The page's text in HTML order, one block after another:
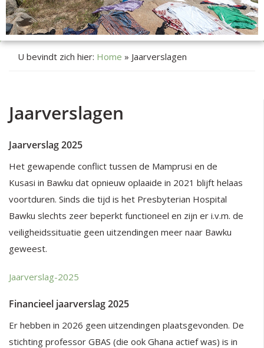
U bevindt zich hier: Home » Jaarverslagen
Jaarverslagen
Jaarverslag 2025
Het gewapende conflict tussen de Mamprusi en de
Kusasi in Bawku dat opnieuw oplaaide in 2021 blijft helaas
voortduren. Sinds die tijd is het Presbyterian Hospital
Bawku slechts zeer beperkt functioneel en zijn er i.v.m. de
veiligheidssituatie geen uitzendingen meer naar Bawku
geweest.
Jaarverslag-2025
Financieel jaarverslag 2025
Er hebben in 2026 geen uitzendingen plaatsgevonden. De
stichting professor GBAS (die ook Ghana actief was) is in